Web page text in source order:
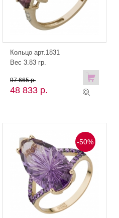
Кольцо арт.1831
Вес 3.83 гр.
48 833 р.
97 665 р.
-50%